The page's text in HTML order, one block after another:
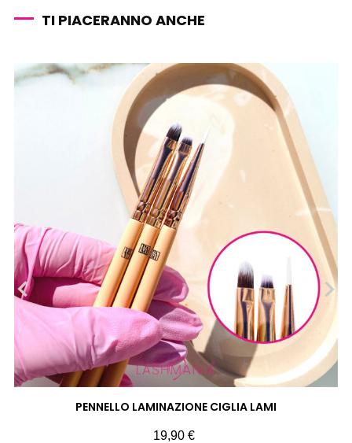
TI PIACERANNO ANCHE
PENNELLO LAMINAZIONE CIGLIA LAMI
Prezzo
19,90 €